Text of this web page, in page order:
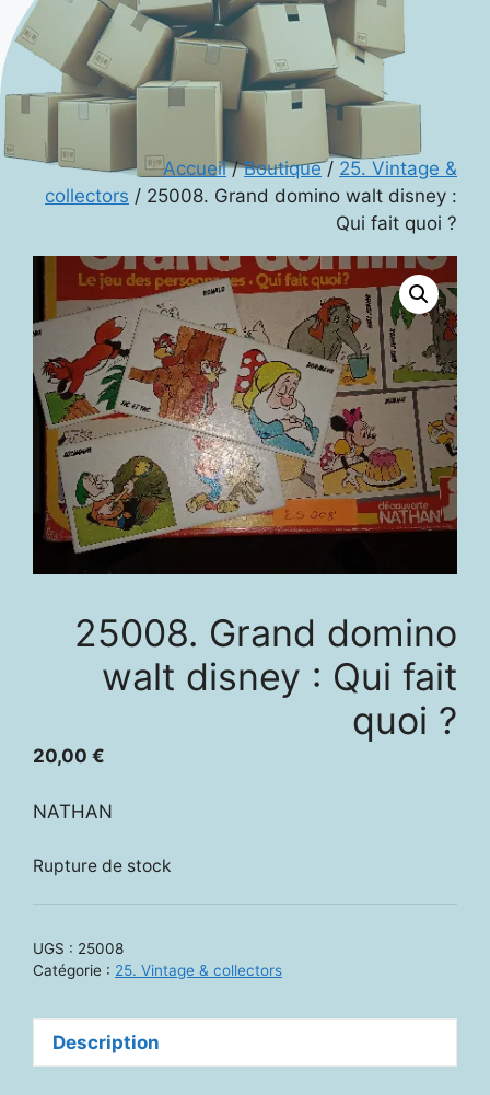
Accueil/Boutique/ 25. Vintage &
collectors / 25008. Grand domino walt disney :
Qui fait quoi ?
25008. Grand domino
walt disney : Qui fait
quoi ?
20,00 €
NATHAN
Rupture de stock
UGS : 25008
Catégorie : 25. Vintage & collectors
Description